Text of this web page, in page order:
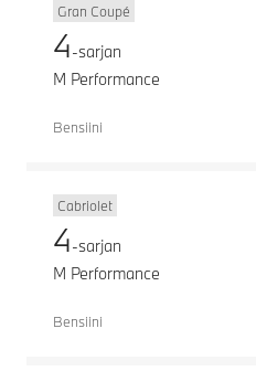
Gran Coupé
4-sarjan
M Performance
Bensiini
Cabriolet
4-sarjan
M Performance
Bensiini